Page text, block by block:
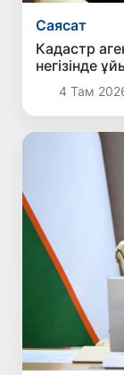
Саясат
Кадастр
негізінде
4 Там